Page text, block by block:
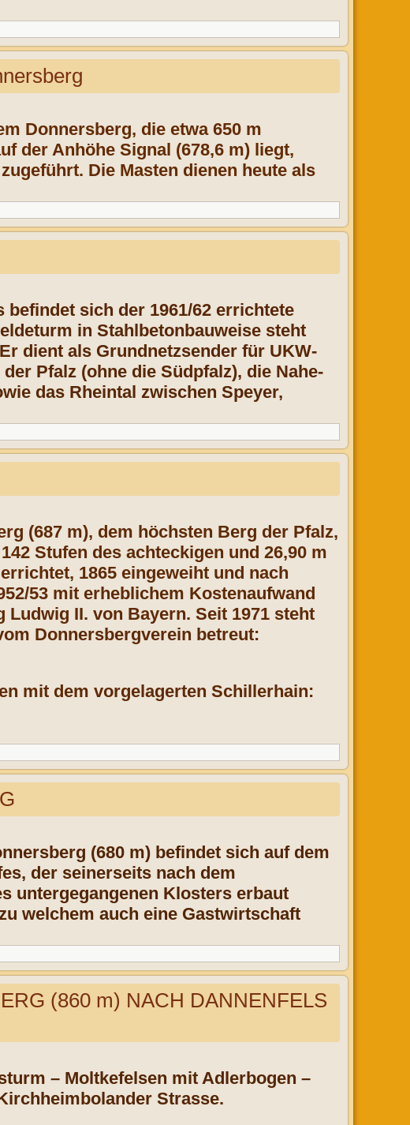
Donnersberg, die etwa 650 m
der Anhöhe Signal (678,6 m) liegt,
Die Masten dienen heute als
befindet sich der 1961/62 errichtete
in Stahlbeton­bauweise steht
dient als Grundnetzsender für UKW-
Pfalz (ohne die Südpfalz), die Nahe-
das Rheintal zwischen Speyer,
(687 m), dem höchsten Berg der Pfalz,
Stufen des achteckigen und 26,90 m
1865 eingeweiht und nach
53 mit erheblichem Kostenaufwand
II. von Bayern. Seit 1971 steht
Donnersbergverein betreut:
mit dem vorgelagerten Schillerhain:
(680 m) befindet sich auf dem
der seinerseits nach dem
untergegangenen Klosters erbaut
welchem auch eine Gastwirtschaft
(860 m) NACH DANNENFELS
– Moltkefelsen mit Adlerbogen –
Strasse.